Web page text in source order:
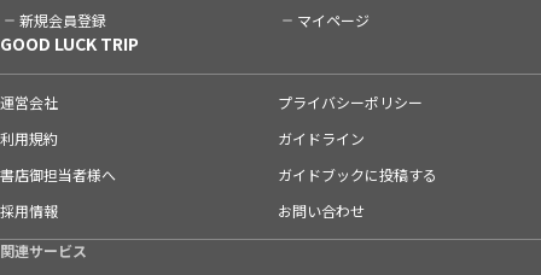
新規会員登録 マイページ
GOOD LUCK TRIP
運営会社
プライバシーポリシー
利用規約
ガイドライン
書店御担当者様へ
ガイドブックに投稿する
採用情報
お問い合わせ
関連サービス